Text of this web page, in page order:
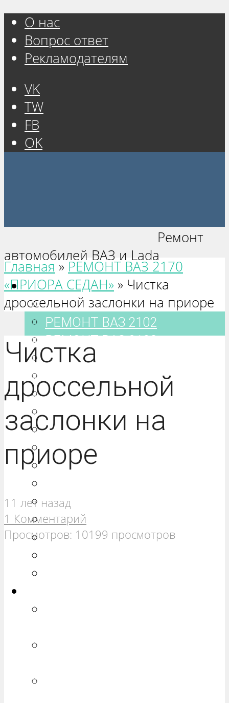
О нас
Вопрос ответ
Рекламодателям
VK
TW
FB
OK
Ремонт
автомобилей ВАЗ и Lada
Ваз 2101-2115
РЕМОНТ ВАЗ 2101
РЕМОНТ ВАЗ 2102
РЕМОНТ ВАЗ 2103
РЕМОНТ ВАЗ 2104
РЕМОНТ ВАЗ 2106
РЕМОНТ ВАЗ 2107
РЕМОНТ ВАЗ 2108
РЕМОНТ ВАЗ 2109
РЕМОНТ ВАЗ 21099
РЕМОНТ ВАЗ 2111
РЕМОНТ ВАЗ 2112
РЕМОНТ ВАЗ 2113
Главная » РЕМОНТ ВАЗ 2170
«ПРИОРА СЕДАН» » Чистка
дроссельной заслонки на приоре
Чистка
дроссельной
заслонки на
приоре
11 лет назад
1 Комментарий
Просмотров: 10199 просмотров